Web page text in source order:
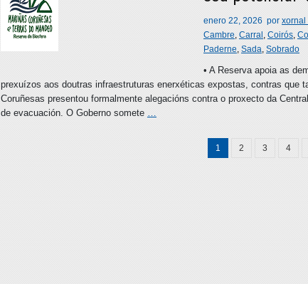
enero 22, 2026 por xornal
Cambre, Carral , Coirós,
Paderne, Sada, Sobrado
• A Reserva apoia as
prexuízos aos doutras infraestruturas enerxéticas expostas, contras que
Coruñesas presentou formalmente alegacións contra o proxecto da
de evacuación. O Goberno somete …
1 2 3 4